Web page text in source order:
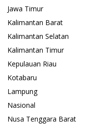
Jawa Timur
Kalimantan Barat
Kalimantan Selatan
Kalimantan Timur
Kepulauan Riau
Kotabaru
Lampung
Nasional
Nusa Tenggara Barat